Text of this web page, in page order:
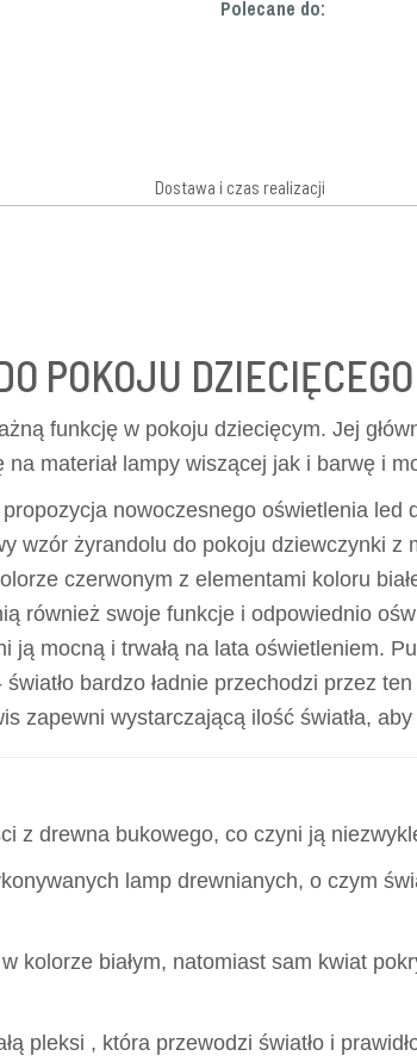
Polecane do:
Dostawa i czas realizacji
POKOJU DZIECIĘCEGO
funkcję w pokoju dziecięcym. Jej
materiał lampy wiszącej jak i barwę i
nowoczesnego oświetlenia led
wzór żyrandolu do pokoju dziewczynki
czerwonym z elementami koloru
również swoje funkcje i odpowiednio
ją mocną i trwałą na lata oświetleniem.
bardzo ładnie przechodzi przez
zapewni wystarczającą ilość światła,
z drewna bukowego, co czyni ją
lamp drewnianych, o czym
kolorze białym, natomiast sam kwiat
pleksi , która przewodzi światło i